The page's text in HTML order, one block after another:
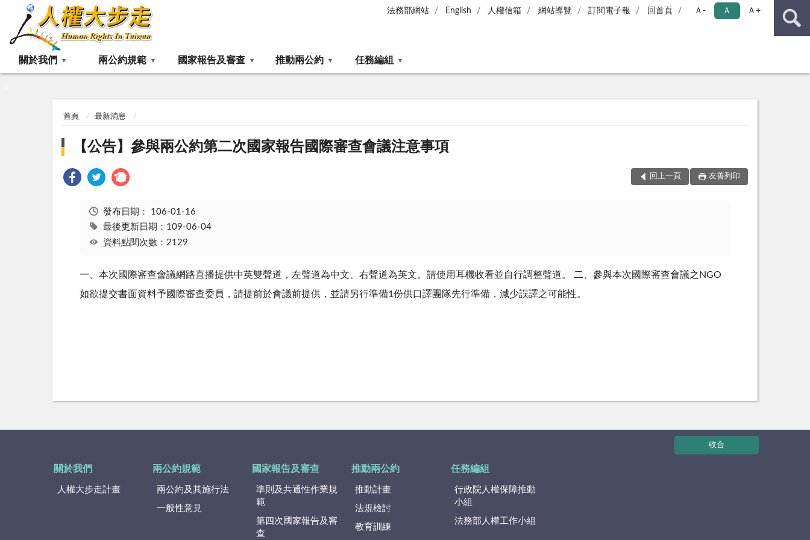
法務部網站 English 人權信箱 網站導覽 訂閱電子報 回首頁 Ａ- Ａ Ａ+
關於我們 兩公約規範 國家報告及審查 推動兩公約 任務編組
首頁 最新消息
【公告】參與兩公約第二次國家報告國際審查會議注意事項
回上一頁 友善列印
發布日期： 106-01-16
最後更新日期：109-06-04
資料點閱次數：2129
一、本次國際審查會議網路直播提供中英雙聲道，左聲道為中文、右聲道為英文。請使用耳機收看並自行調整聲道。 二、參與本次國際審查會議之NGO
如欲提交書面資料予國際審查委員，請提前於會議前提供，並請另行準備1份供口譯團隊先行準備，減少誤譯之可能性。
收合
關於我們
人權大步走計畫
兩公約規範
兩公約及其施行法
一般性意見
國家報告及審查
準則及共通性作業規
範
第四次國家報告及審
查
推動兩公約
推動計畫
法規檢討
教育訓練
任務編組
行政院人權保障推動
小組
法務部人權工作小組